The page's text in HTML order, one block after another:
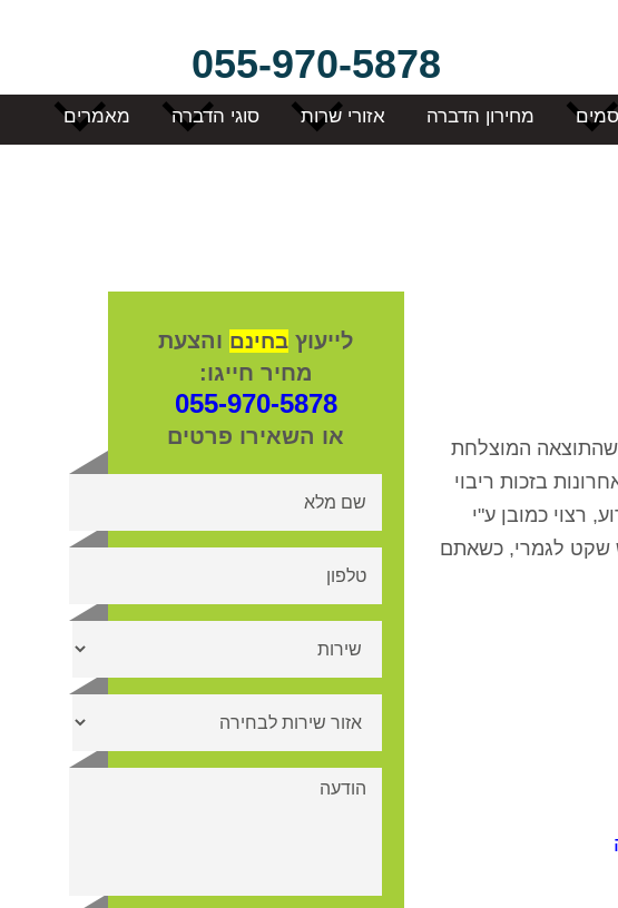
055-970-5878
מחירון הדברה אזורי שרות סוגי הדברה מאמרים
שהתוצאה המוצלחת
בזכות ריבוי
רצוי כמובן ע"י
שקט לגמרי, כשאתם
לייעוץ בחינם והצעת
מחיר חייגו:
055-970-5878
או השאירו פרטים